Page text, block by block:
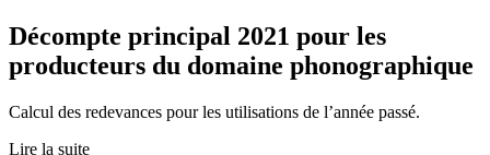
Décompte principal 2021 pour les
producteurs du domaine phonographique
Calcul des redevances pour les utilisations de l’année passé.
Lire la suite